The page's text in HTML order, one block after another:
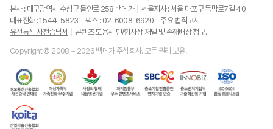
본사 : 대구광역시 수성구 들안로 258 백메가
서울지사 : 서울 마포구 독막로7길 40
대표전화 : 1544-5823
팩스 : 02-6008-6920
주요 법적고지
유선통신 사전승낙서
콘텐츠 도용시 민/형사상 처벌 및 손해배상 청구.
Copyright © 2008 ~ 2026 백메가 주식회사. 모든 권리 보유.
정
보
신
진
가
랑
의
열
통
중
소
기
업
중
소
벤
처
ISO9001
경
국
산